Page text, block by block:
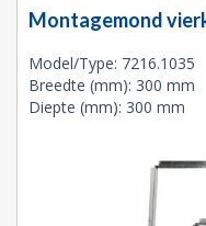
Montagemond
Model/Type: 7216.1035
Breedte (mm): 300 mm
Diepte (mm): 300 mm